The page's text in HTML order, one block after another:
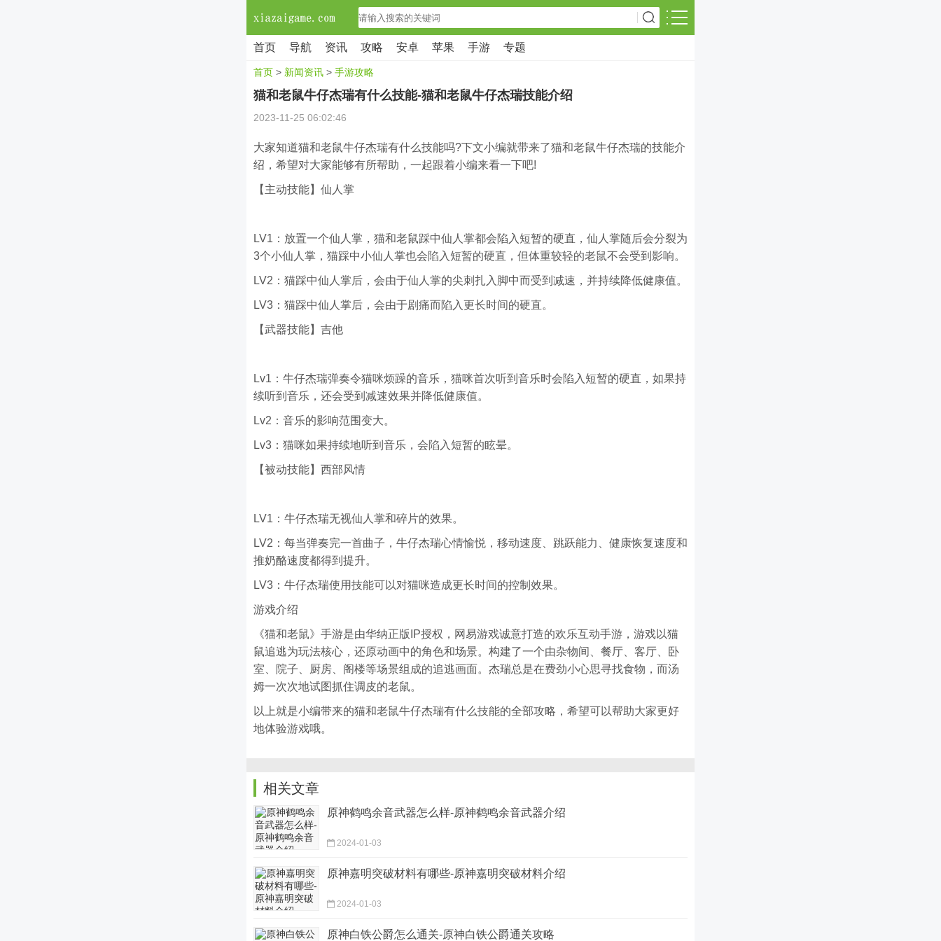
首页 导航 资讯 攻略 安卓 苹果 手游 专题
首页 > 新闻资讯 > 手游攻略
猫和老鼠牛仔杰瑞有什么技能-猫和老鼠牛仔杰瑞技能介绍
2023-11-25 06:02:46
大家知道猫和老鼠牛仔杰瑞有什么技能吗?下文小编就带来了猫和老鼠牛仔杰瑞的技能介
绍，希望对大家能够有所帮助，一起跟着小编来看一下吧!
【主动技能】仙人掌
LV1：放置一个仙人掌，猫和老鼠踩中仙人掌都会陷入短暂的硬直，仙人掌随后会分裂为
3个小仙人掌，猫踩中小仙人掌也会陷入短暂的硬直，但体重较轻的老鼠不会受到影响。
LV2：猫踩中仙人掌后，会由于仙人掌的尖刺扎入脚中而受到减速，并持续降低健康值。
LV3：猫踩中仙人掌后，会由于剧痛而陷入更长时间的硬直。
【武器技能】吉他
Lv1：牛仔杰瑞弹奏令猫咪烦躁的音乐，猫咪首次听到音乐时会陷入短暂的硬直，如果持
续听到音乐，还会受到减速效果并降低健康值。
Lv2：音乐的影响范围变大。
Lv3：猫咪如果持续地听到音乐，会陷入短暂的眩晕。
【被动技能】西部风情
LV1：牛仔杰瑞无视仙人掌和碎片的效果。
LV2：每当弹奏完一首曲子，牛仔杰瑞心情愉悦，移动速度、跳跃能力、健康恢复速度和
推奶酪速度都得到提升。
LV3：牛仔杰瑞使用技能可以对猫咪造成更长时间的控制效果。
游戏介绍
《猫和老鼠》手游是由华纳正版IP授权，网易游戏诚意打造的欢乐互动手游，游戏以猫
鼠追逃为玩法核心，还原动画中的角色和场景。构建了一个由杂物间、餐厅、客厅、卧
室、院子、厨房、阁楼等场景组成的追逃画面。杰瑞总是在费劲小心思寻找食物，而汤
姆一次次地试图抓住调皮的老鼠。
以上就是小编带来的猫和老鼠牛仔杰瑞有什么技能的全部攻略，希望可以帮助大家更好
地体验游戏哦。
相关文章
原神鹤鸣余音武器怎么样-原神鹤鸣余音武器介绍
2024-01-03
原神嘉明突破材料有哪些-原神嘉明突破材料介绍
2024-01-03
原神白铁公爵怎么通关-原神白铁公爵通关攻略